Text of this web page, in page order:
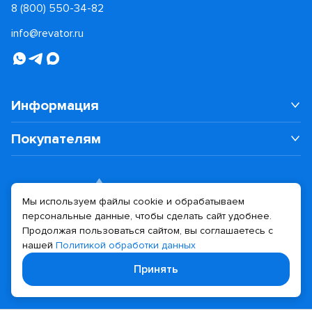
8 (800) 550-34-82
info@revator.ru
Информация
Покупателям
Политика конфиденциальности
Дизайн сайта Разработка сайта
Мы используем файлы cookie и обрабатываем
персональные данные, чтобы сделать сайт удобнее.
Продолжая пользоваться сайтом, вы соглашаетесь с
нашей Политикой обработки данных
Принять